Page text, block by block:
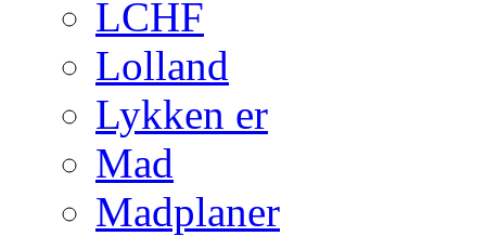
LCHF
Lolland
Lykken er
Mad
Madplaner